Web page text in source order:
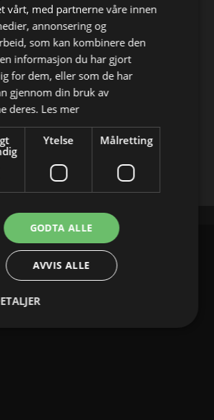
dem.
deres blir det neste offeret.
all sin erfaring for å ta seg av
X
vårt, med partnerne våre innen
annonsering og
som kan kombinere den
informasjon du har gjort
for dem, eller som de har
gjennom din bruk av
deres. Les mer
Ytelse Målretting
GODTA ALLE
AVVIS ALLE